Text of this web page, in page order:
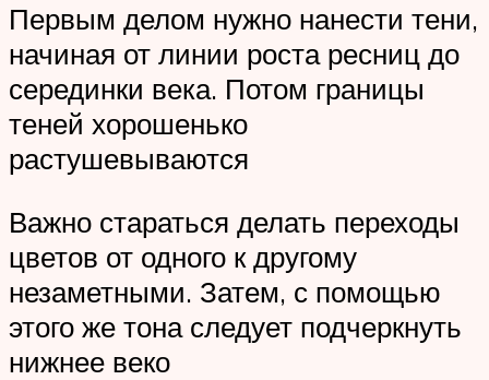
Первым делом нужно нанести тени,
начиная от линии роста ресниц до
серединки века. Потом границы
теней хорошенько
растушевываются
Важно стараться делать переходы
цветов от одного к другому
незаметными. Затем, с помощью
этого же тона следует подчеркнуть
нижнее веко